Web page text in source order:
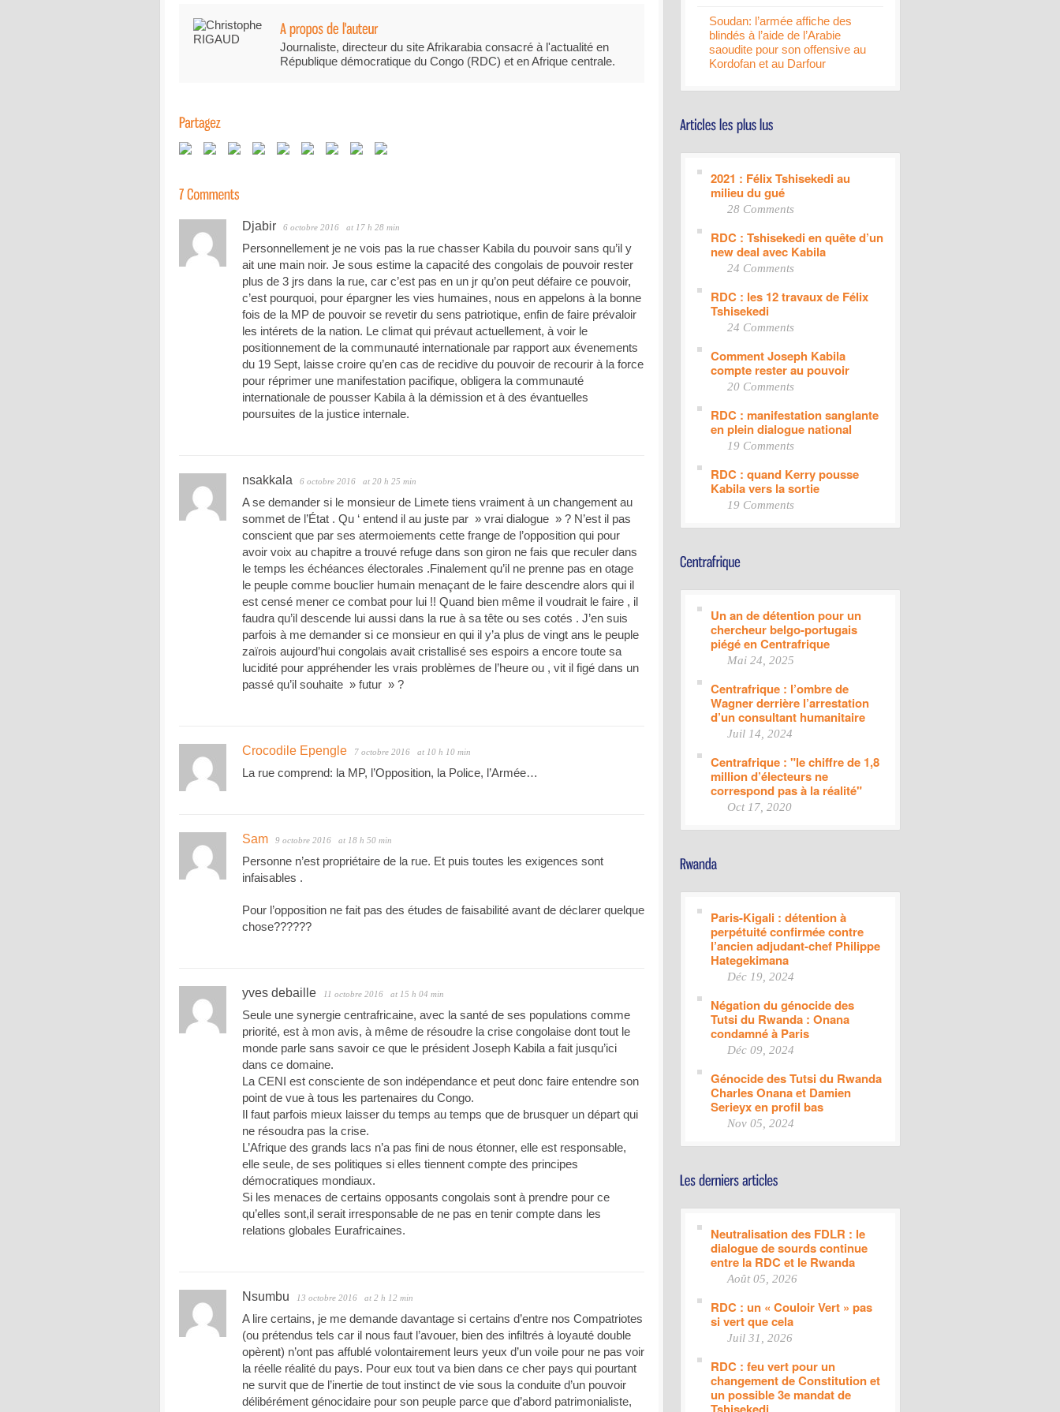
Journaliste, directeur du site Afrikarabia consacré à l'actualité en
République démocratique du Congo (RDC) et en Afrique centrale.
Djabir 6 octobre 2016 at 17 h 28 min
Personnellement je ne vois pas la rue chasser Kabila du pouvoir sans qu’il y
ait une main noir. Je sous estime la capacité des congolais de pouvoir rester
plus de 3 jrs dans la rue, car c’est pas en un jr qu’on peut défaire ce pouvoir,
c’est pourquoi, pour épargner les vies humaines, nous en appelons à la bonne
fois de la MP de pouvoir se revetir du sens patriotique, enfin de faire prévaloir
les intérets de la nation. Le climat qui prévaut actuellement, à voir le
positionnement de la communauté internationale par rapport aux évenements
du 19 Sept, laisse croire qu’en cas de recidive du pouvoir de recourir à la force
pour réprimer une manifestation pacifique, obligera la communauté
internationale de pousser Kabila à la démission et à des évantuelles
poursuites de la justice internale.
nsakkala 6 octobre 2016 at 20 h 25 min
A se demander si le monsieur de Limete tiens vraiment à un changement au
sommet de l’État . Qu ‘ entend il au juste par » vrai dialogue » ? N’est il pas
conscient que par ses atermoiements cette frange de l’opposition qui pour
avoir voix au chapitre a trouvé refuge dans son giron ne fais que reculer dans
le temps les échéances électorales .Finalement qu’il ne prenne pas en otage
le peuple comme bouclier humain menaçant de le faire descendre alors qui il
est censé mener ce combat pour lui !! Quand bien même il voudrait le faire , il
faudra qu’il descende lui aussi dans la rue à sa tête ou ses cotés . J’en suis
parfois à me demander si ce monsieur en qui il y’a plus de vingt ans le peuple
zaïrois aujourd’hui congolais avait cristallisé ses espoirs a encore toute sa
lucidité pour appréhender les vrais problèmes de l’heure ou , vit il figé dans un
passé qu’il souhaite » futur » ?
Crocodile Epengle 7 octobre 2016 at 10 h 10 min
La rue comprend: la MP, l’Opposition, la Police, l’Armée…
Sam 9 octobre 2016 at 18 h 50 min
Personne n’est propriétaire de la rue. Et puis toutes les exigences sont
infaisables .
Pour l’opposition ne fait pas des études de faisabilité avant de déclarer quelque
chose??????
yves debaille 11 octobre 2016 at 15 h 04 min
Seule une synergie centrafricaine, avec la santé de ses populations comme
priorité, est à mon avis, à même de résoudre la crise congolaise dont tout le
monde parle sans savoir ce que le président Joseph Kabila a fait jusqu’ici
dans ce domaine.
La CENI est consciente de son indépendance et peut donc faire entendre son
point de vue à tous les partenaires du Congo.
Il faut parfois mieux laisser du temps au temps que de brusquer un départ qui
ne résoudra pas la crise.
L’Afrique des grands lacs n’a pas fini de nous étonner, elle est responsable,
elle seule, de ses politiques si elles tiennent compte des principes
démocratiques mondiaux.
Si les menaces de certains opposants congolais sont à prendre pour ce
qu’elles sont,il serait irresponsable de ne pas en tenir compte dans les
relations globales Eurafricaines.
Nsumbu 13 octobre 2016 at 2 h 12 min
A lire certains, je me demande davantage si certains d’entre nos Compatriotes
(ou prétendus tels car il nous faut l’avouer, bien des infiltrés à loyauté double
opèrent) n’ont pas affublé volontairement leurs yeux d’un voile pour ne pas voir
la réelle réalité du pays. Pour eux tout va bien dans ce cher pays qui pourtant
ne survit que de l’inertie de tout instinct de vie sous la conduite d’un pouvoir
délibérément génocidaire pour son peuple parce que d’abord patrimonialiste,
Soudan: l’armée affiche des
blindés à l’aide de l’Arabie
saoudite pour son offensive au
Kordofan et au Darfour
2021 : Félix Tshisekedi au
milieu du gué
28 Comments
RDC : Tshisekedi en quête d’un
new deal avec Kabila
24 Comments
RDC : les 12 travaux de Félix
Tshisekedi
24 Comments
Comment Joseph Kabila
compte rester au pouvoir
20 Comments
RDC : manifestation sanglante
en plein dialogue national
19 Comments
RDC : quand Kerry pousse
Kabila vers la sortie
19 Comments
Un an de détention pour un
chercheur belgo-portugais
piégé en Centrafrique
Mai 24, 2025
Centrafrique : l’ombre de
Wagner derrière l’arrestation
d’un consultant humanitaire
Juil 14, 2024
Centrafrique : "le chiffre de 1,8
million d’électeurs ne
correspond pas à la réalité"
Oct 17, 2020
Paris-Kigali : détention à
perpétuité confirmée contre
l’ancien adjudant-chef Philippe
Hategekimana
Déc 19, 2024
Négation du génocide des
Tutsi du Rwanda : Onana
condamné à Paris
Déc 09, 2024
Génocide des Tutsi du Rwanda
Charles Onana et Damien
Serieyx en profil bas
Nov 05, 2024
Neutralisation des FDLR : le
dialogue de sourds continue
entre la RDC et le Rwanda
Août 05, 2026
RDC : un « Couloir Vert » pas
si vert que cela
Juil 31, 2026
RDC : feu vert pour un
changement de Constitution et
un possible 3e mandat de